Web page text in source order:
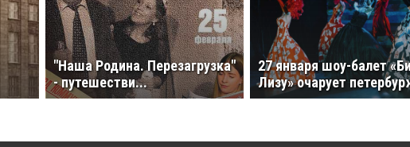
"Наша Родина. Перезагрузка"
- путешестви...
27 января шоу-балет
Лизу» очарует